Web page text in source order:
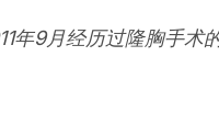
年9月经历过隆胸手术